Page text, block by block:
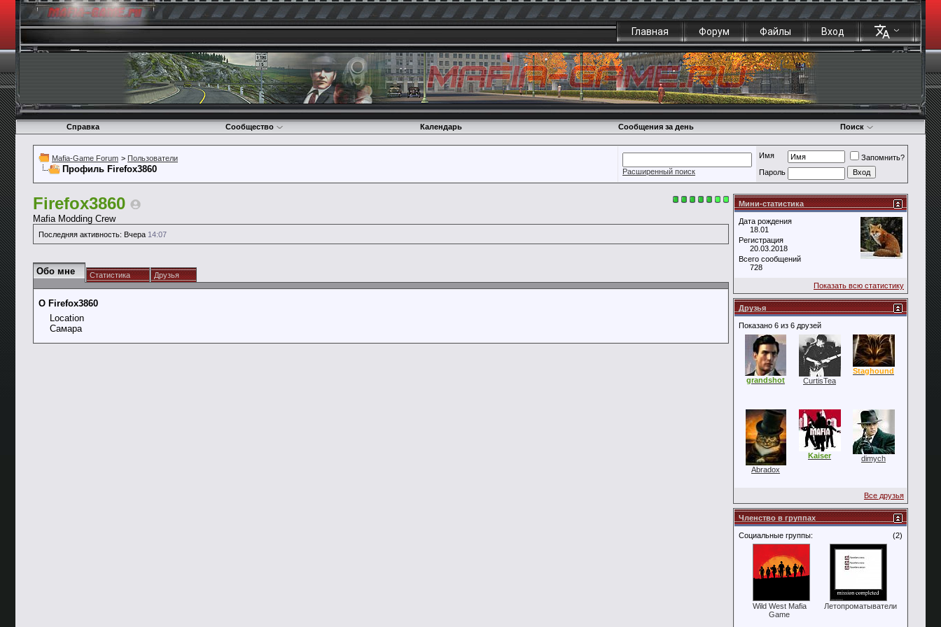
Главная Форум Файлы Вход
Справка Сообщество Календарь Сообщения за день Поиск
Mafia-Game Forum > Пользователи
Профиль Firefox3860 Расширенный поиск
Имя
Запомнить?
Пароль
Firefox3860
Mafia Modding Crew
Последняя активность: Вчера 14:07
Обо мне Статистика Друзья
О Firefox3860
Location
Самара
Мини-статистика
Дата рождения
18.01
Регистрация
20.03.2018
Всего сообщений
728
Показать всю статистику
Друзья
Показано 6 из 6 друзей
grandshot CurtisTea
Staghound
Abradox
Kaiser dimych
Все друзья
Членство в группах
(2)
Социальные группы:
Wild West Mafia
Game
Летопроматыватели